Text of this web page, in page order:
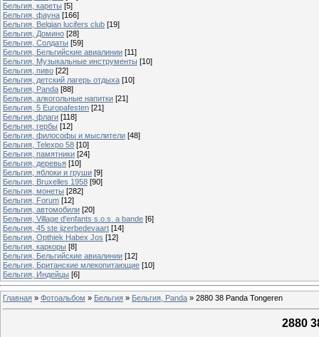
Бельгия, кареты [5]
Бельгия, фауна [166]
Бельгия, Belgian lucifers club [19]
Бельгия, Домино [28]
Бельгия, Солдаты [59]
Бельгия, Бельгийские авиалинии [11]
Бельгия, Музыкальные инструменты [10]
Бельгия, пиво [22]
Бельгия, детский лагерь отдыха [10]
Бельгия, Panda [88]
Бельгия, алкогольные напитки [21]
Бельгия, 5 Europafesten [21]
Бельгия, флаги [118]
Бельгия, гербы [12]
Бельгия, философы и мыслители [48]
Бельгия, Telexpo 58 [10]
Бельгия, памятники [24]
Бельгия, деревья [10]
Бельгия, яблоки и груши [9]
Бельгия, Bruxelles 1958 [90]
Бельгия, монеты [282]
Бельгия, Forum [12]
Бельгия, автомобили [20]
Бельгия, Village d'enfants s.o.s. a bande [6]
Бельгия, 45 ste ijzerbedevaart [14]
Бельгия, Opthiek Habex Jos [12]
Бельгия, каркоры [8]
Бельгия, Бельгийские авиалинии [12]
Бельгия, Британские млекопитающие [10]
Бельгия, Индейцы [6]
Главная » Фотоальбом » Бельгия » Бельгия, Panda » 2880 38 Panda Tongeren
2880